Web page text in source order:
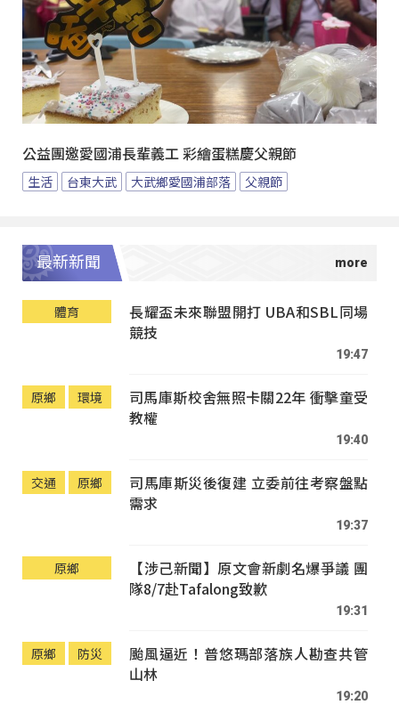
公益團邀愛國浦長輩義工 彩繪蛋糕慶父親節
生活 台東大武 大武鄉愛國浦部落 父親節
最新新聞
體育
長耀盃未來聯盟開打 UBA和SBL同場
競技
19:47
原鄉 環境
司馬庫斯校舍無照卡關22年 衝擊童受
教權
19:40
交通 原鄉
司馬庫斯災後復建 立委前往考察盤點
需求
19:37
原鄉
【涉己新聞】原文會新劇名爆爭議 團
隊8/7赴Tafalong致歉
19:31
原鄉 防災
颱風逼近！普悠瑪部落族人勘查共管
山林
19:20